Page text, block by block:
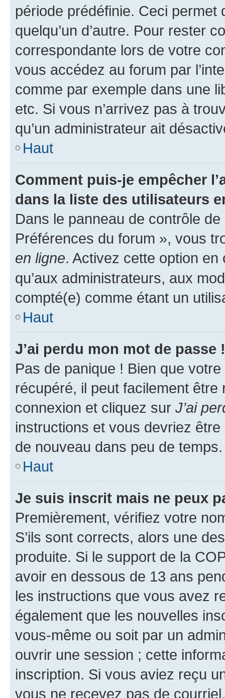
période prédéfinie. Ceci permet
quelqu’un d’autre. Pour rester
correspondante lors de votre
vous accédez au forum par
comme par exemple dans une
etc. Si vous n’arrivez pas à
qu’un administrateur ait
Haut
Comment puis-je empêcher
dans la liste des utilisateurs
Dans le panneau de contrôle
Préférences du forum », vous
en ligne. Activez cette option
qu’aux administrateurs, aux
compté(e) comme étant un
Haut
J’ai perdu mon mot de passe !
Pas de panique ! Bien que
récupéré, il peut facilement
connexion et cliquez sur J’ai
instructions et vous devriez
de nouveau dans peu de temps.
Haut
Je suis inscrit mais ne peux
Premièrement, vérifiez votre
S’ils sont corrects, alors une
produite. Si le support de la
avoir en dessous de 13 ans
les instructions que vous avez
également que les nouvelles
vous-même ou soit par un
ouvrir une session ; cette
inscription. Si vous aviez reçu
vous ne recevez pas de